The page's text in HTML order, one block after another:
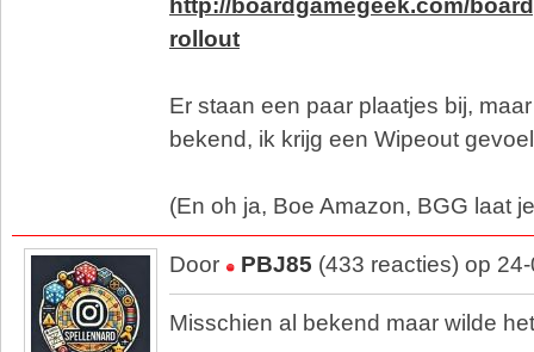
http://boardgamegeek.com/
rollout
Er staan een paar plaatjes bij,
bekend, ik krijg een Wipeout
(En oh ja, Boe Amazon, BGG laat
Door PBJ85 (433 reacties) op
Misschien al bekend maar wilde